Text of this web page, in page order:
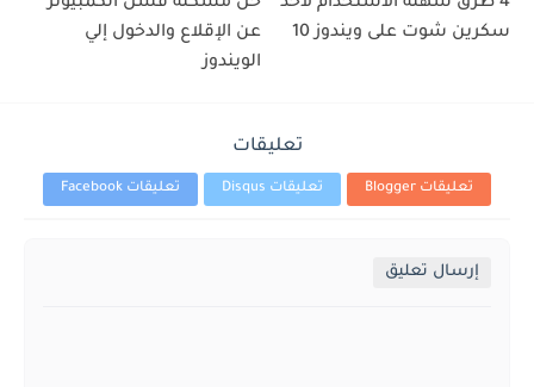
سكرين شوت على ويندوز 10
عن الإقلاع والدخول إلي
الويندوز
تعليقات
تعليقات Blogger تعليقات Disqus تعليقات Facebook
إرسال تعليق